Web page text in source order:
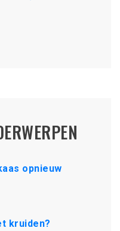
opnieuw
kruiden?